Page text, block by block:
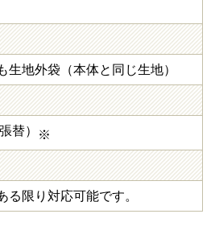
生地外袋（本体と同じ生地）
替） ※
限り対応可能です。